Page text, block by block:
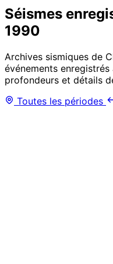
Séismes
1990
Archives sismiques de
événements
profondeurs et détails
Toutes les périodes